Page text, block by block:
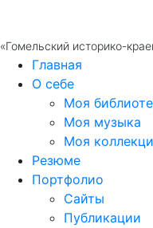
«Гомельский историко-
Главная
О себе
Моя
Моя музыка
Моя
Резюме
Портфолио
Сайты
Публикации